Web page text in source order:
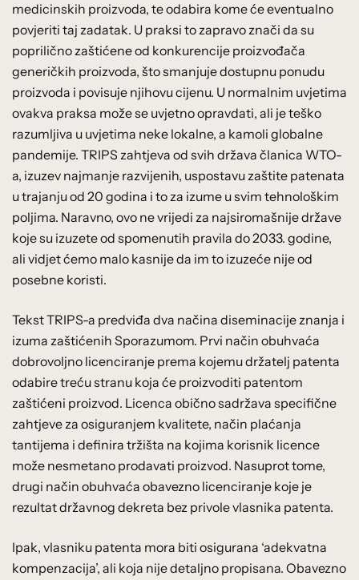
medicinskih proizvoda, te odabira kome će eventualno
povjeriti taj zadatak. U praksi to zapravo znači da su
poprilično zaštićene od konkurencije proizvođača
generičkih proizvoda, što smanjuje dostupnu ponudu
proizvoda i povisuje njihovu cijenu. U normalnim uvjetima
ovakva praksa može se uvjetno opravdati, ali je teško
razumljiva u uvjetima neke lokalne, a kamoli globalne
pandemije. TRIPS zahtjeva od svih država članica WTO-
a, izuzev najmanje razvijenih, uspostavu zaštite patenata
u trajanju od 20 godina i to za izume u svim tehnološkim
poljima. Naravno, ovo ne vrijedi za najsiromašnije države
koje su izuzete od spomenutih pravila do 2033. godine,
ali vidjet ćemo malo kasnije da im to izuzeće nije od
posebne koristi.
Tekst TRIPS-a predviđa dva načina diseminacije znanja i
izuma zaštićenih Sporazumom. Prvi način obuhvaća
dobrovoljno licenciranje prema kojemu držatelj patenta
odabire treću stranu koja će proizvoditi patentom
zaštićeni proizvod. Licenca obično sadržava specifične
zahtjeve za osiguranjem kvalitete, način plaćanja
tantijema i definira tržišta na kojima korisnik licence
može nesmetano prodavati proizvod. Nasuprot tome,
drugi način obuhvaća obavezno licenciranje koje je
rezultat državnog dekreta bez privole vlasnika patenta.
Ipak, vlasniku patenta mora biti osigurana ‘adekvatna
kompenzacija’, ali koja nije detaljno propisana. Obavezno